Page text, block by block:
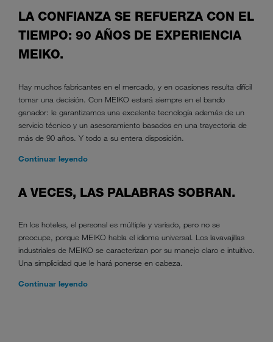
LA CONFIANZA SE REFUERZA CON EL
TIEMPO: 90 AÑOS DE EXPERIENCIA
MEIKO.
Hay muchos fabricantes en el mercado, y en ocasiones resulta difícil
tomar una decisión. Con MEIKO estará siempre en el bando
ganador: le garantizamos una excelente tecnología además de un
servicio técnico y un asesoramiento basados en una trayectoria de
más de 90 años. Y todo a su entera disposición.
Continuar leyendo
A VECES, LAS PALABRAS SOBRAN.
En los hoteles, el personal es múltiple y variado, pero no se
preocupe, porque MEIKO habla el idioma universal. Los lavavajillas
industriales de MEIKO se caracterizan por su manejo claro e intuitivo.
Una simplicidad que le hará ponerse en cabeza.
Continuar leyendo